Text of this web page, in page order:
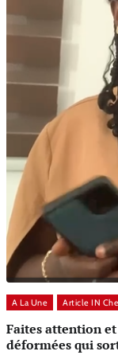
A La Une Article IN
Faites attention
déformées qui